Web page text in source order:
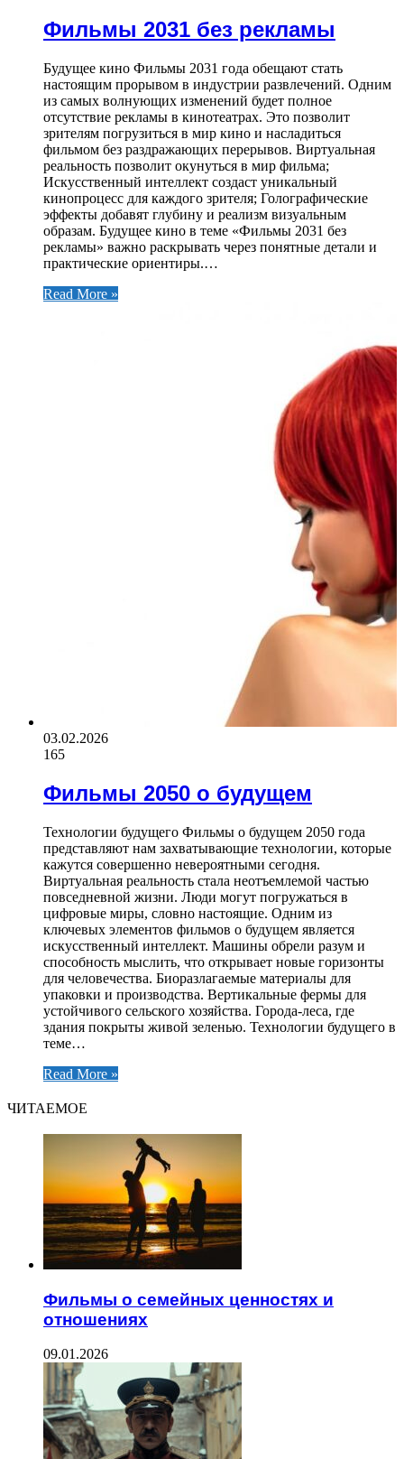
Фильмы 2031 без рекламы
Будущее кино Фильмы 2031 года обещают стать
настоящим прорывом в индустрии развлечений. Одним
из самых волнующих изменений будет полное
отсутствие рекламы в кинотеатрах. Это позволит
зрителям погрузиться в мир кино и насладиться
фильмом без раздражающих перерывов. Виртуальная
реальность позволит окунуться в мир фильма;
Искусственный интеллект создаст уникальный
кинопроцесс для каждого зрителя; Голографические
эффекты добавят глубину и реализм визуальным
образам. Будущее кино в теме «Фильмы 2031 без
рекламы» важно раскрывать через понятные детали и
практические ориентиры.…
Read More »
03.02.2026
165
Фильмы 2050 о будущем
Технологии будущего Фильмы о будущем 2050 года
представляют нам захватывающие технологии, которые
кажутся совершенно невероятными сегодня.
Виртуальная реальность стала неотъемлемой частью
повседневной жизни. Люди могут погружаться в
цифровые миры, словно настоящие. Одним из
ключевых элементов фильмов о будущем является
искусственный интеллект. Машины обрели разум и
способность мыслить, что открывает новые горизонты
для человечества. Биоразлагаемые материалы для
упаковки и производства. Вертикальные фермы для
устойчивого сельского хозяйства. Города-леса, где
здания покрыты живой зеленью. Технологии будущего в
теме…
Read More »
ЧИТАЕМОЕ
Фильмы о семейных ценностях и
отношениях
09.01.2026